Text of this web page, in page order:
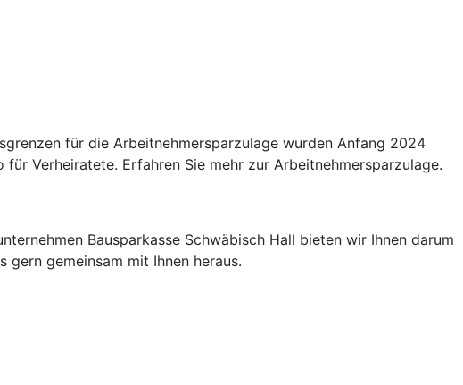
für die Arbeitnehmersparzulage wurden Anfang 2024
Verheiratete. Erfahren Sie mehr zur Arbeitnehmersparzulage.
Bausparkasse Schwäbisch Hall bieten wir Ihnen darum
gern gemeinsam mit Ihnen heraus.